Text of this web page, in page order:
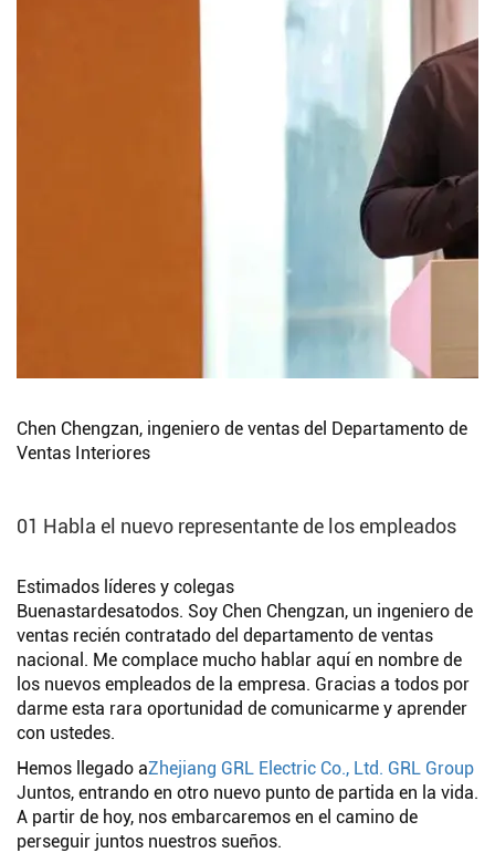
Chen Chengzan, ingeniero de ventas del Departamento de
Ventas Interiores
01 Habla el nuevo representante de los empleados
Estimados líderes y colegas
Buenastardesatodos. Soy Chen Chengzan, un ingeniero de
ventas recién contratado del departamento de ventas
nacional. Me complace mucho hablar aquí en nombre de
los nuevos empleados de la empresa. Gracias a todos por
darme esta rara oportunidad de comunicarme y aprender
con ustedes.
Hemos llegado aZhejiang GRL Electric Co., Ltd. GRL Group
Juntos, entrando en otro nuevo punto de partida en la vida.
A partir de hoy, nos embarcaremos en el camino de
perseguir juntos nuestros sueños.